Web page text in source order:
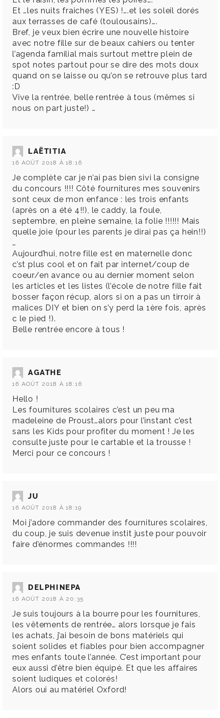
Et …les nuits fraiches (YES) !….et les soleil dorés
aux terrasses de café (toulousains)….
Bref, je veux bien écrire une nouvelle histoire
avec notre fille sur de beaux cahiers ou tenter
l’agenda familial mais surtout mettre plein de
spot notes partout pour se dire des mots doux
quand on se laisse ou qu’on se retrouve plus tard
:D
Vive la rentrée, belle rentrée à tous (mêmes si
nous on part juste!) …
LAËTITIA
16 AOÛT 2018 À 18:16
Je complète car je n’ai pas bien sivi la consigne
du concours !!!! Côté fournitures mes souvenirs
sont ceux de mon enfance : les trois enfants
(après on a été 4!!), le caddy, la foule,
septembre, en pleine semaine, la folie !!!!!! Mais
quelle joie (pour les parents je dirai pas ça hein!!)
…
Aujourd’hui, notre fille est en maternelle donc
c’st plus cool et on fait par internet/coup de
coeur/en avance ou au dernier moment selon
les articles et les listes (l’école de notre fille fait
bosser façon récup, alors si on a pas un tirroir à
malices DIY et bien on s’y perd la 1ère fois, après
c le pied !).
Belle rentrée encore à tous !
AGATHE
16 AOÛT 2018 À 18:16
Hello !
Les fournitures scolaires c’est un peu ma
madeleine de Proust…alors pour l’instant c’est
sans les Kids pour profiter du moment ! Je les
consulte juste pour le cartable et la trousse !
Merci pour ce concours !
JU
16 AOÛT 2018 À 18:19
Moi j’adore commander des fournitures scolaires,
du coup, je suis devenue instit juste pour pouvoir
faire d’énormes commandes !!!!
DELPHINEPA
16 AOÛT 2018 À 20:35
Je suis toujours à la bourre pour les fournitures,
les vêtements de rentrée… alors lorsque je fais
les achats, j’ai besoin de bons matériels qui
soient solides et fiables pour bien accompagner
mes enfants toute l’année. C’est important pour
eux aussi d’être bien équipé. Et que les affaires
soient ludiques et colorés!
Alors oui au matériel Oxford!